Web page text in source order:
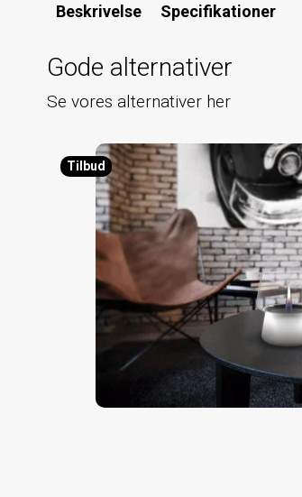
Beskrivelse Specifikationer
Gode alternativer
Se vores alternativer her
Tilbud